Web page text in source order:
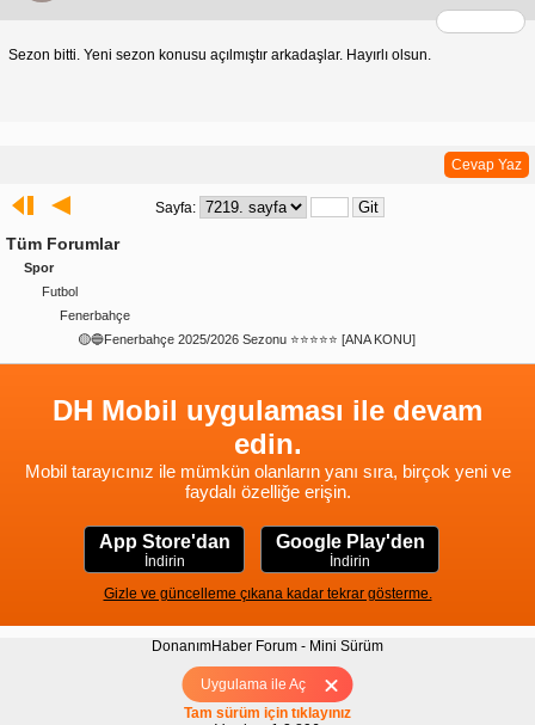
Uygulama ile Aç
Sezon bitti. Yeni sezon konusu açılmıştır arkadaşlar. Hayırlı olsun.
Cevap Yaz
Sayfa:
Tüm Forumlar
Spor
Futbol
Fenerbahçe
🟡🔵Fenerbahçe 2025/2026 Sezonu ⭐️⭐️⭐️⭐️⭐️ [ANA KONU]
DH Mobil uygulaması ile devam
edin.
Mobil tarayıcınız ile mümkün olanların yanı sıra, birçok yeni ve
faydalı özelliğe erişin.
App Store'dan
İndirin
Google Play'den
İndirin
Gizle ve güncelleme çıkana kadar tekrar gösterme.
DonanımHaber Forum - Mini Sürüm
Hakkımızda|Yukarı
Tam sürüm için tıklayınız